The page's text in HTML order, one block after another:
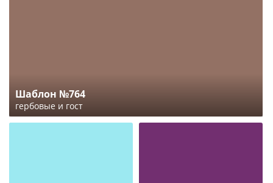
Шаблон №764
гербовые и гост